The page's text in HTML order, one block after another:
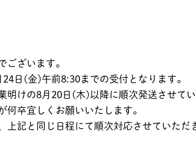
ございます。
日(金)午前8:30までの受付となります。
明けの8月20日(木)以降に順次発送させてい
何卒宜しくお願いいたします。
上記と同じ日程にて順次対応させていただ